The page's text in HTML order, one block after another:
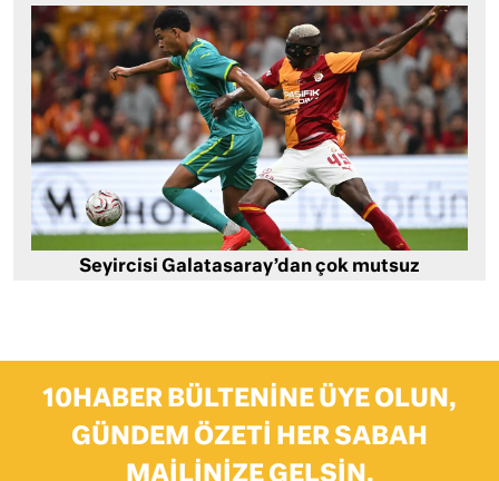
Seyircisi Galatasaray’dan çok mutsuz
10HABER BÜLTENINE ÜYE OLUN,
GÜNDEM ÖZETI HER SABAH
MAILINIZE GELSIN.